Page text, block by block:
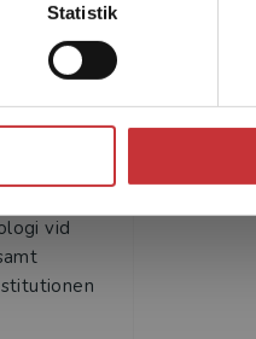
Statistik
vid